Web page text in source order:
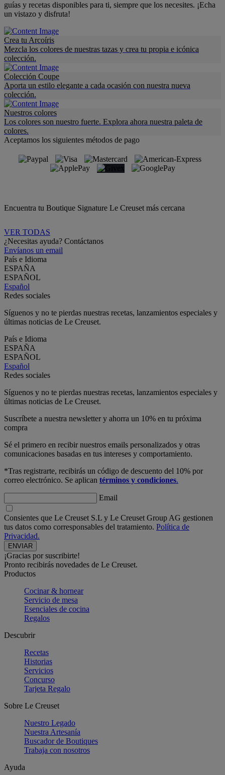
guías y recetas disponibles para ti, siempre que los necesites. ¡Echa
un vistazo y disfruta!
Crea tu Arcoíris
Mezcla los colores de nuestras tazas y crea tu propia e icónica
colección.
Colección Coupe
Aporta un estilo elegante a cada ocasión con nuestra nueva
colección.
Nuestros colores
Los colores son nuestro fuerte. Explora ahora nuestra paleta de
colores.
Aceptamos los siguientes métodos de pago
Encuentra tu Boutique Signature Le Creuset más cercana
VER TODAS
¿Necesitas ayuda? Contáctanos
Envíanos un email
País e Idioma
ESPAÑA
ESPAÑOL
Español
Redes sociales
Síguenos y no te pierdas nuestras recetas, lanzamientos especiales y
últimas noticias de Le Creuset.
País e Idioma
ESPAÑA
ESPAÑOL
Español
Redes sociales
Síguenos y no te pierdas nuestras recetas, lanzamientos especiales y
últimas noticias de Le Creuset.
Suscríbete a nuestra newsletter y ahorra un 10% en tu próxima
compra
Sé el primero en recibir nuestros emails personalizados y otras
comunicaciones basadas en tus intereses y comportamiento.
*Tras registrarte, recibirás un código de descuento del 10% por
correo electrónico. Se aplican términos y condiciones.
Email
Consientes que Le Creuset S.L y Le Creuset Group AG gestionen
tus datos como corresponsables del tratamiento. Política de
Privacidad.
¡Gracias por suscribirte!
Pronto recibirás novedades de Le Creuset.
Productos
Cocinar & hornear
Servicio de mesa
Esenciales de cocina
Regalos
Descubrir
Recetas
Historias
Servicios
Concurso
Tarjeta Regalo
Sobre Le Creuset
Nuestro Legado
Nuestra Artesanía
Buscador de Boutiques
Trabaja con nosotros
Ayuda